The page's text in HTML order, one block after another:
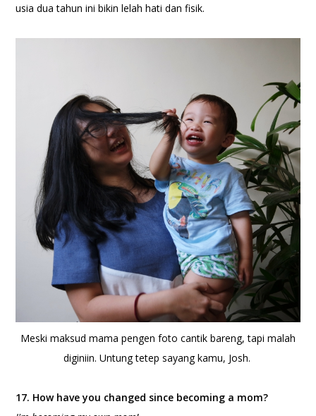
usia dua tahun ini bikin lelah hati dan fisik.
Meski maksud mama pengen foto cantik bareng, tapi malah
diginiin. Untung tetep sayang kamu, Josh.
17. How have you changed since becoming a mom?